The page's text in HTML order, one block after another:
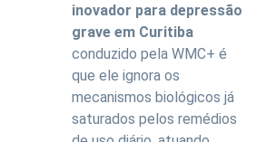
inovador para depressão
grave em Curitiba
conduzido pela WMC+ é
que ele ignora os
mecanismos biológicos já
saturados pelos remédios